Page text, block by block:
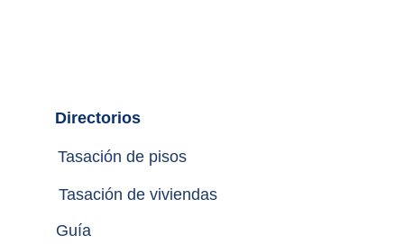
Directorios
Tasación de pisos
Tasación de viviendas
Guía